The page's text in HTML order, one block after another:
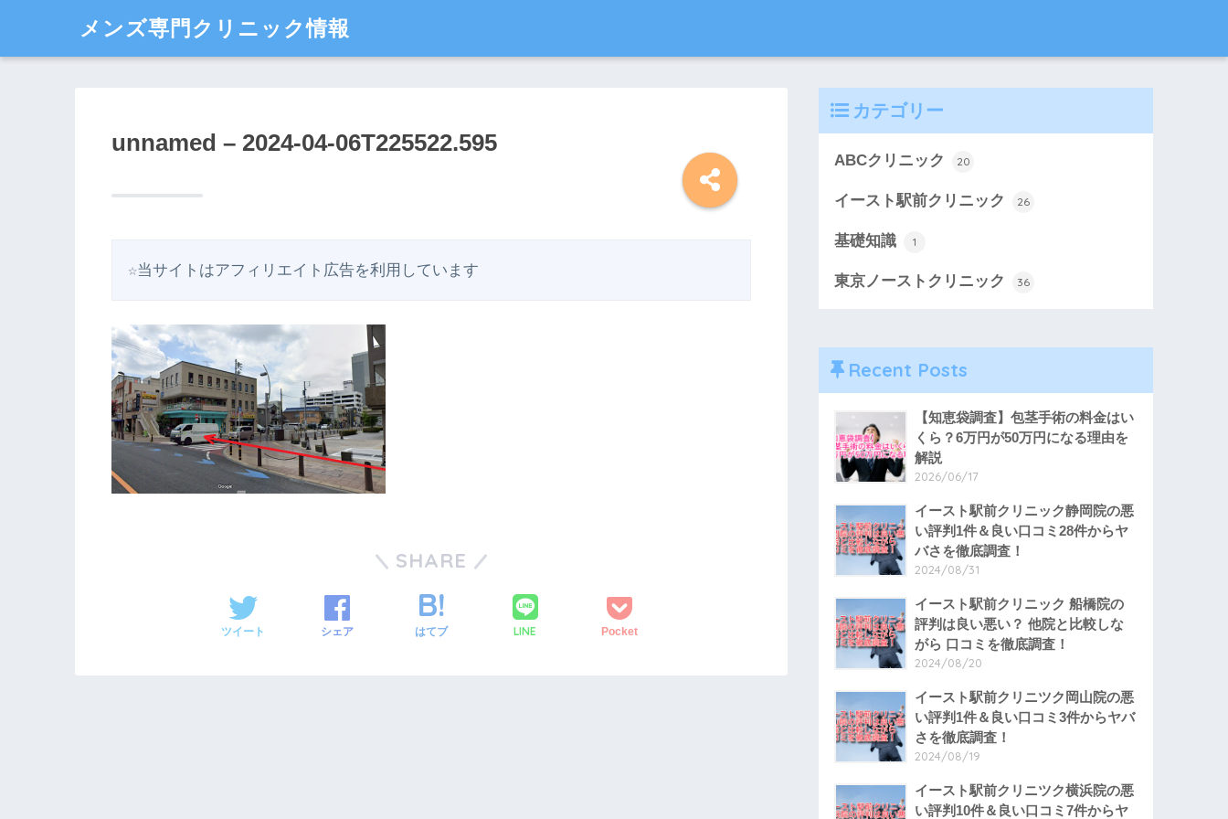
メンズ専門クリニック情報
unnamed – 2024-04-06T225522.595
☆当サイトはアフィリエイト広告を利用しています
SHARE
ツイート シェア はてブ LINE Pocket
カテゴリー
ABCクリニック 20
イースト駅前クリニック 26
基礎知識 1
東京ノーストクリニック 36
Recent Posts
【知恵袋調査】包茎手術の料金はい
くら？6万円が50万円になる理由を
解説
2026/06/17
イースト駅前クリニック静岡院の悪
い評判1件＆良い口コミ28件からヤ
バさを徹底調査！
2024/08/31
イースト駅前クリニック 船橋院の
評判は良い悪い？ 他院と比較しな
がら 口コミを徹底調査！
2024/08/20
イースト駅前クリニツク岡山院の悪
い評判1件＆良い口コミ3件からヤバ
さを徹底調査！
2024/08/19
イースト駅前クリニツク横浜院の悪
い評判10件＆良い口コミ7件からヤ